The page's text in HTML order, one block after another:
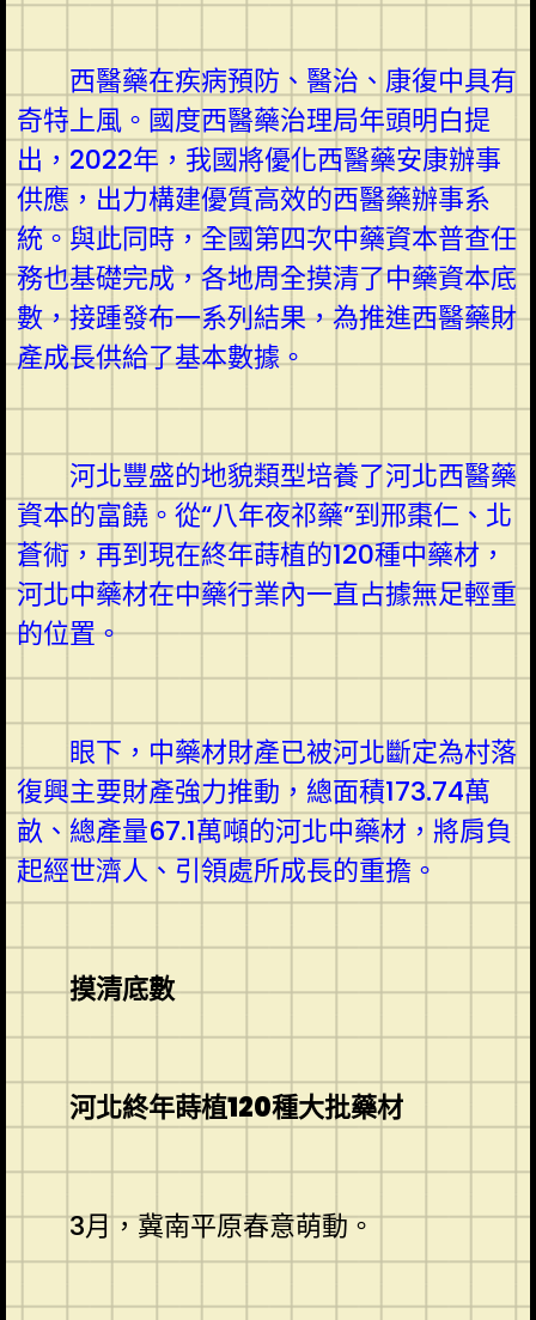
西醫藥在疾病預防、醫治、康復中具有
奇特上風。國度西醫藥治理局年頭明白提
出，2022年，我國將優化西醫藥安康辦事
供應，出力構建優質高效的西醫藥辦事系
統。與此同時，全國第四次中藥資本普查任
務也基礎完成，各地周全摸清了中藥資本底
數，接踵發布一系列結果，為推進西醫藥財
產成長供給了基本數據。
河北豐盛的地貌類型培養了河北西醫藥
資本的富饒。從“八年夜祁藥”到邢棗仁、北
蒼術，再到現在終年蒔植的120種中藥材，
河北中藥材在中藥行業內一直占據無足輕重
的位置。
眼下，中藥材財產已被河北斷定為村落
復興主要財產強力推動，總面積173.74萬
畝、總產量67.1萬噸的河北中藥材，將肩負
起經世濟人、引領處所成長的重擔。
摸清底數
河北終年蒔植120種大批藥材
3月，冀南平原春意萌動。